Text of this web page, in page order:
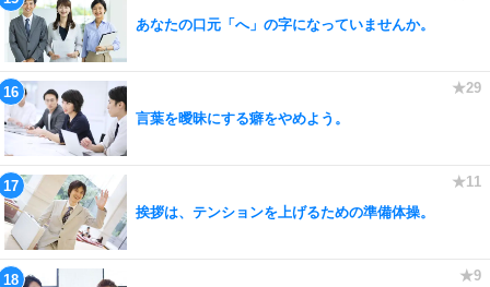
あなたの口元「へ」の字になっていませんか。
言葉を曖昧にする癖をやめよう。
挨拶は、テンションを上げるための準備体操。